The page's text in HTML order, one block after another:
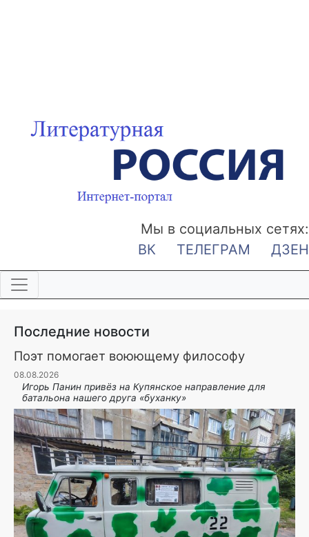
Мы в социальных сетях:
ВК
ТЕЛЕГРАМ ДЗЕН
Последние новости
Поэт помогает воюющему философу
08.08.2026
Игорь Панин привëз на Купянское направление для
батальона нашего друга «буханку»